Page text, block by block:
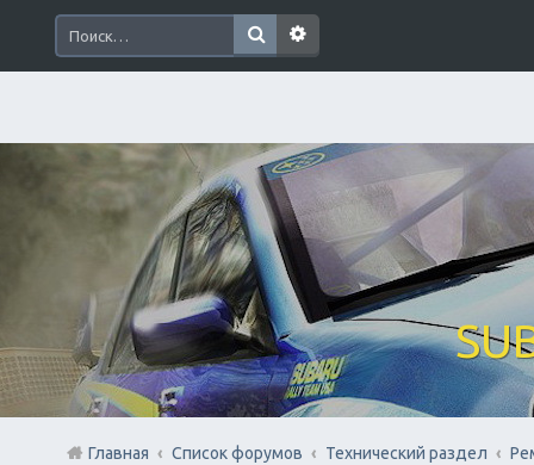
Главная Список форумов Технический раздел